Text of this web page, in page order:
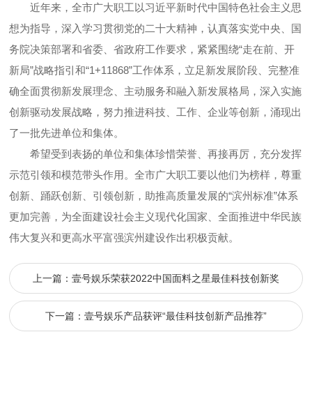
近年来，全市广大职工以习近平新时代中国特色社会主义思
想为指导，深入学习贯彻党的二十大精神，认真落实党中央、国
务院决策部署和省委、省政府工作要求，紧紧围绕“走在前、开
新局”战略指引和“1+11868”工作体系，立足新发展阶段、完整准
确全面贯彻新发展理念、主动服务和融入新发展格局，深入实施
创新驱动发展战略，努力推进科技、工作、企业等创新，涌现出
了一批先进单位和集体。
希望受到表扬的单位和集体珍惜荣誉、再接再厉，充分发挥
示范引领和模范带头作用。全市广大职工要以他们为榜样，尊重
创新、踊跃创新、引领创新，助推高质量发展的“滨州标准”体系
更加完善，为全面建设社会主义现代化国家、全面推进中华民族
伟大复兴和更高水平富强滨州建设作出积极贡献。
上一篇：壹号娱乐荣获2022中国面料之星最佳科技创新奖
下一篇：壹号娱乐产品获评“最佳科技创新产品推荐”